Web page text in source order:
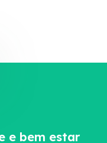
e bem estar